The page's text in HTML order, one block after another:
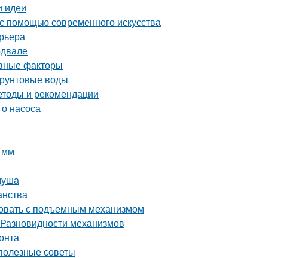
идеи
помощью современного искусства
факторы
воды
и рекомендации
насоса
мм
с подъемным механизмом
механизмов
советы